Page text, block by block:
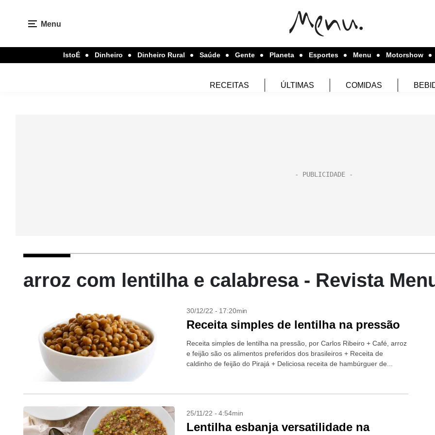
Menu
IstoÉ Dinheiro Dinheiro Rural Saúde Gente Planeta Esportes Menu Motorshow
RECEITAS ÚLTIMAS COMIDAS
arroz com lentilha e calabresa - Revista
30/12/22 - 17:20min
Receita simples de lentilha na pressão
Receita simples de lentilha na pressão, por Carlos Ribeiro + Café, arroz
e feijão são os alimentos preferidos dos brasileiros + Receita de
caldinho de feijão do Pirajá + Deliciosa receita de hambúrguer de...
25/11/22 - 4:54min
Lentilha esbanja versatilidade na